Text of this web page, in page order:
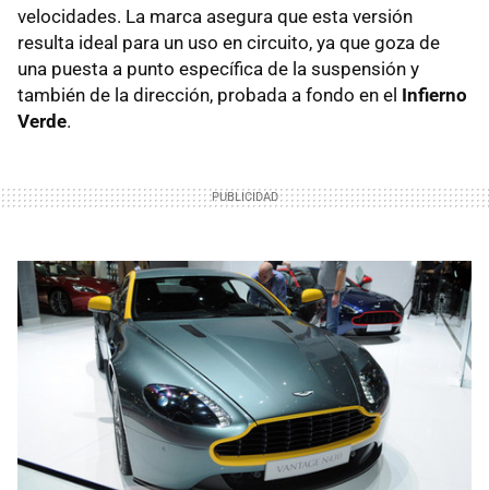
velocidades. La marca asegura que esta versión
resulta ideal para un uso en circuito, ya que goza de
una puesta a punto específica de la suspensión y
también de la dirección, probada a fondo en el Infierno
Verde.